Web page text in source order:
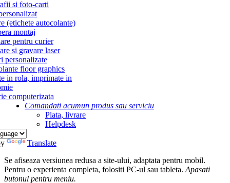
si foto-carti
(etichete autocolante)
montaj
pentru curier
si gravare laser
personalizate
floor graphics
in rola, imprimate in
computerizata
Comandati acumun produs sau serviciu
Plata, livrare
Helpdesk
Translate
Se afiseaza versiunea redusa a site-ului, adaptata pentru mobil.
Pentru o experienta completa, folositi PC-ul sau tableta. Apasati
butonul pentru meniu.